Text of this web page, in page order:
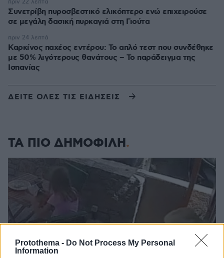
Protothema - Do Not Process My Personal
Information
Συνετρίβη πυροσβεστικό ελικόπτερο ενώ επιχειρούσε
σε μεγάλη δασική πυρκαγιά στη Γιούτα
πριν 22 λεπτά
Καρκίνος παχέος εντέρου: Το απλό τεστ που συνδέθηκε
με 50% λιγότερους θανάτους – Το παράδειγμα της
Ισπανίας
πριν 24 λεπτά
ΔΕΙΤΕ ΟΛΕΣ ΤΙΣ ΕΙΔΗΣΕΙΣ
ΤΑ ΠΙΟ ΔΗΜΟΦΙΛΗ